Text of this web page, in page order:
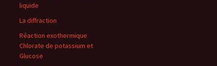
liquide
La diffraction
Réaction exothermique
Chlorate de potassium et
Glucose